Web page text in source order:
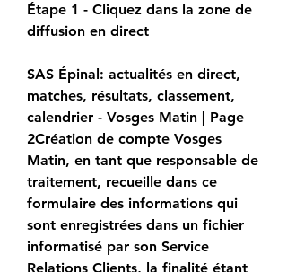
Étape 1 - Cliquez dans la zone de
diffusion en direct
SAS Épinal: actualités en direct,
matches, résultats, classement,
calendrier - Vosges Matin | Page
2Création de compte Vosges
Matin, en tant que responsable de
traitement, recueille dans ce
formulaire des informations qui
sont enregistrées dans un fichier
informatisé par son Service
Relations Clients, la finalité étant